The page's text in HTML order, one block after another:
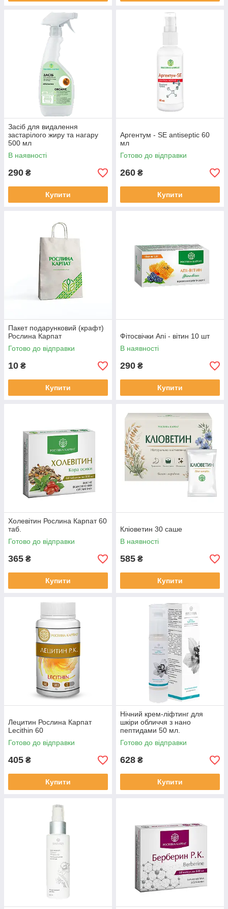
Засіб для видалення
застарілого жиру та нагару
500 мл
В наявності
290 ₴
Купити
Аргентум - SЕ antiseptic 60
мл
Готово до відправки
260 ₴
Купити
Пакет подарунковий (крафт)
Рослина Карпат
Готово до відправки
10 ₴
Купити
Фітосвічки Апі - вітин 10 шт
В наявності
290 ₴
Купити
Холевітин Рослина Карпат 60
таб.
Готово до відправки
365 ₴
Купити
Кліоветин 30 саше
В наявності
585 ₴
Купити
Лецитин Рослина Карпат
Lecithin 60
Готово до відправки
405 ₴
Купити
Нічний крем-ліфтинг для
шкіри обличчя з нано
пептидами 50 мл.
Готово до відправки
628 ₴
Купити